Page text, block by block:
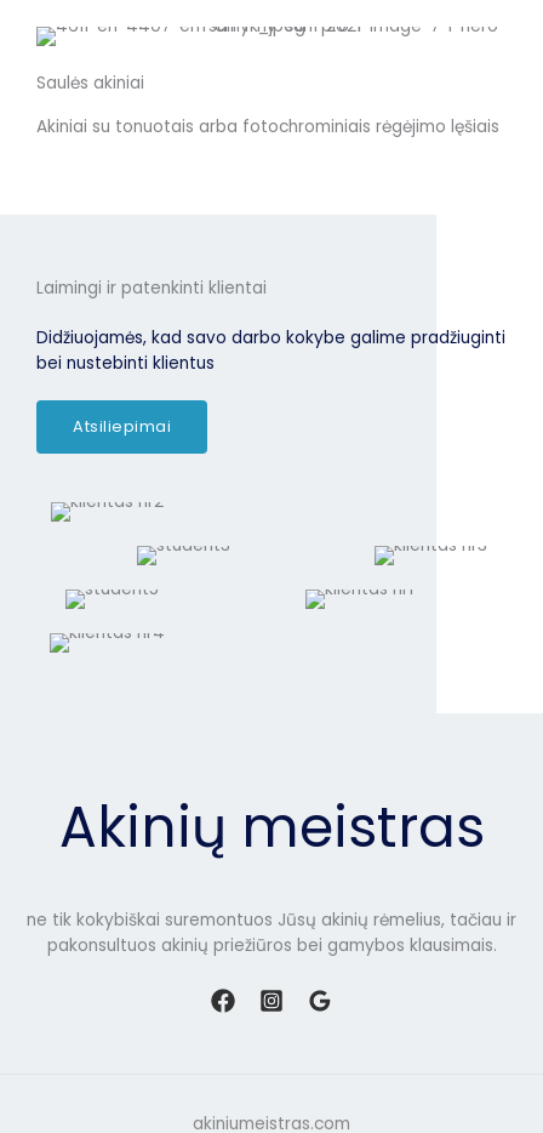
Saulės akiniai
Akiniai su tonuotais arba fotochrominiais rėgėjimo lęšiais
Laimingi ir patenkinti klientai
Didžiuojamės, kad savo darbo kokybe galime pradžiuginti
bei nustebinti klientus
Atsiliepimai
Akinių meistras
ne tik kokybiškai suremontuos Jūsų akinių rėmelius, tačiau ir
pakonsultuos akinių priežiūros bei gamybos klausimais.
akiniumeistras.com